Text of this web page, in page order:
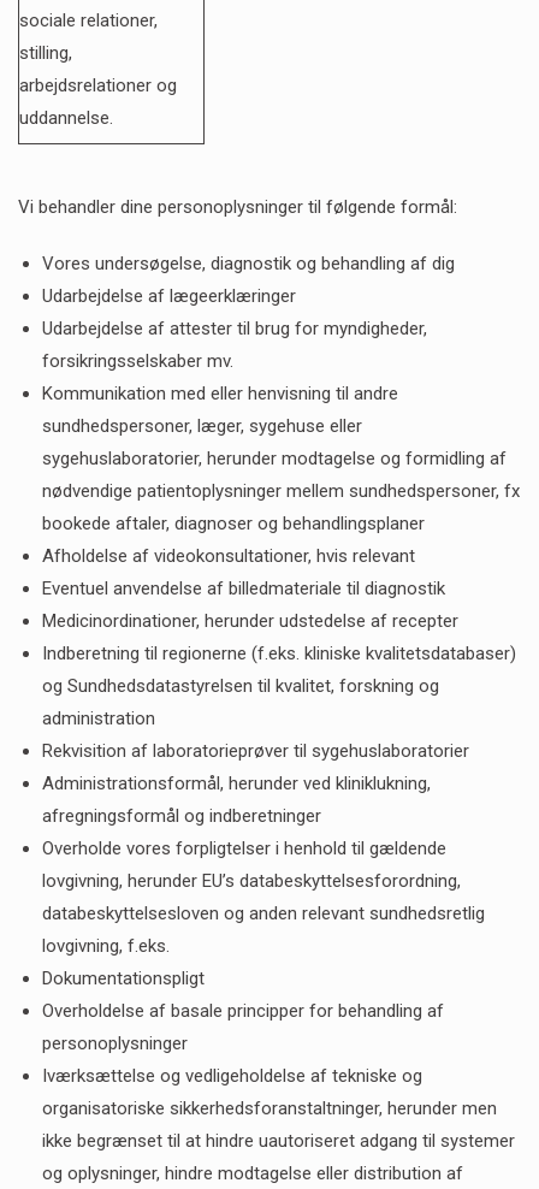
sociale relationer,
stilling,
arbejdsrelationer og
uddannelse.
Vi behandler dine personoplysninger til følgende formål:
Vores undersøgelse, diagnostik og behandling af dig
Udarbejdelse af lægeerklæringer
Udarbejdelse af attester til brug for myndigheder,
forsikringsselskaber mv.
Kommunikation med eller henvisning til andre
sundhedspersoner, læger, sygehuse eller
sygehuslaboratorier, herunder modtagelse og formidling af
nødvendige patientoplysninger mellem sundhedspersoner, fx
bookede aftaler, diagnoser og behandlingsplaner
Afholdelse af videokonsultationer, hvis relevant
Eventuel anvendelse af billedmateriale til diagnostik
Medicinordinationer, herunder udstedelse af recepter
Indberetning til regionerne (f.eks. kliniske kvalitetsdatabaser)
og Sundhedsdatastyrelsen til kvalitet, forskning og
administration
Rekvisition af laboratorieprøver til sygehuslaboratorier
Administrationsformål, herunder ved kliniklukning,
afregningsformål og indberetninger
Overholde vores forpligtelser i henhold til gældende
lovgivning, herunder EU’s databeskyttelsesforordning,
databeskyttelsesloven og anden relevant sundhedsretlig
lovgivning, f.eks.
Dokumentationspligt
Overholdelse af basale principper for behandling af
personoplysninger
Iværksættelse og vedligeholdelse af tekniske og
organisatoriske sikkerhedsforanstaltninger, herunder men
ikke begrænset til at hindre uautoriseret adgang til systemer
og oplysninger, hindre modtagelse eller distribution af